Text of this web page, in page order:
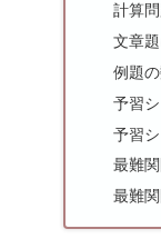
計算
文章
例題
予習
予習
最難
最難